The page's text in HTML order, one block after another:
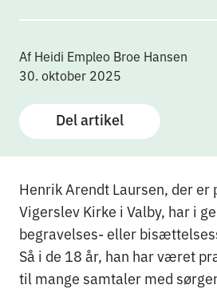
Af Heidi Empleo Broe Hansen
30. oktober 2025
Del artikel
Henrik Arendt Laursen, der
Vigerslev Kirke i Valby, har i
begravelses- eller
Så i de 18 år, han har været
til mange samtaler med